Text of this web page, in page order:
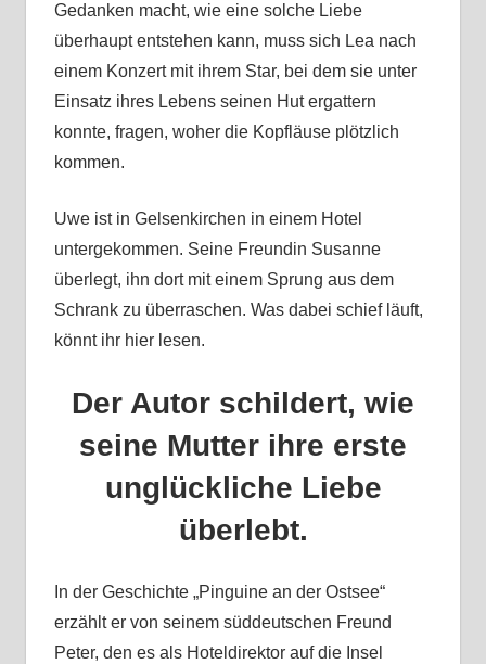
Gedanken macht, wie eine solche Liebe
überhaupt entstehen kann, muss sich Lea nach
einem Konzert mit ihrem Star, bei dem sie unter
Einsatz ihres Lebens seinen Hut ergattern
konnte, fragen, woher die Kopfläuse plötzlich
kommen.
Uwe ist in Gelsenkirchen in einem Hotel
untergekommen. Seine Freundin Susanne
überlegt, ihn dort mit einem Sprung aus dem
Schrank zu überraschen. Was dabei schief läuft,
könnt ihr hier lesen.
Der Autor schildert, wie
seine Mutter ihre erste
unglückliche Liebe
überlebt.
In der Geschichte „Pinguine an der Ostsee“
erzählt er von seinem süddeutschen Freund
Peter, den es als Hoteldirektor auf die Insel